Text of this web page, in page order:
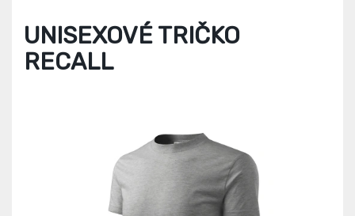
UNISEXOVÉ TRIČKO
RECALL